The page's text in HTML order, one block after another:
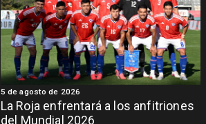
La Roja enfrentará a los anfitriones
del Mundial 2026
5 de agosto de 2026